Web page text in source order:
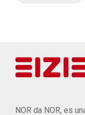
NOR da NOR, es